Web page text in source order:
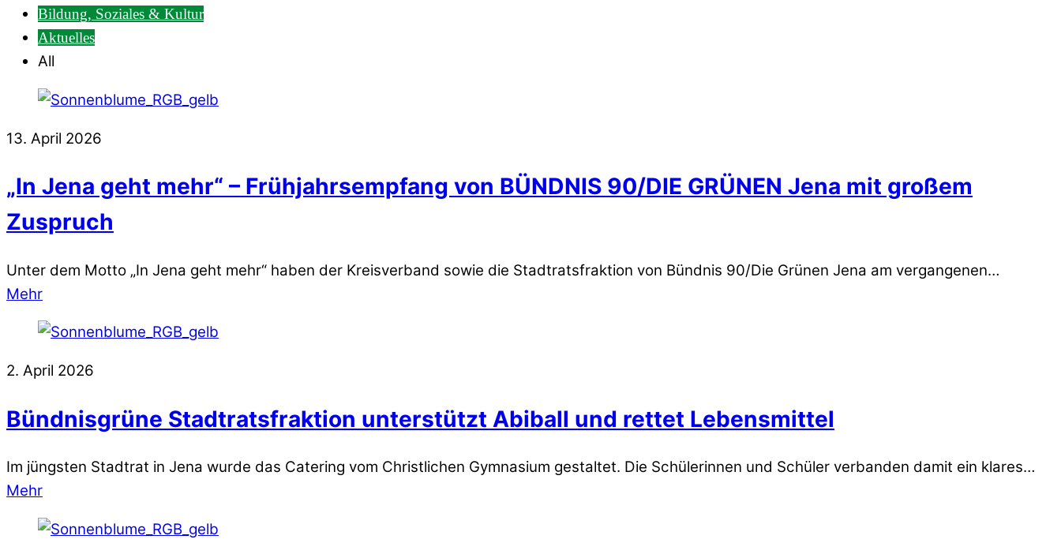
Bildung, Soziales & Kultur
Aktuelles
All
13. April 2026
„In Jena geht mehr“ – Frühjahrsempfang von BÜNDNIS 90/DIE GRÜNEN Jena mit großem
Zuspruch
Unter dem Motto „In Jena geht mehr“ haben der Kreisverband sowie die Stadtratsfraktion von Bündnis 90/Die Grünen Jena am vergangenen…
Mehr
2. April 2026
Bündnisgrüne Stadtratsfraktion unterstützt Abiball und rettet Lebensmittel
Im jüngsten Stadtrat in Jena wurde das Catering vom Christlichen Gymnasium gestaltet. Die Schülerinnen und Schüler verbanden damit ein klares…
Mehr